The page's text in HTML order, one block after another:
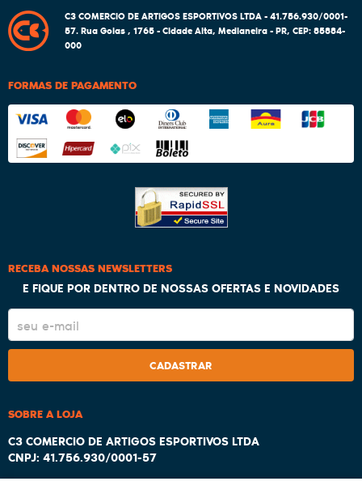
C3 COMERCIO DE ARTIGOS ESPORTIVOS LTDA - 41.756.930/0001-
57.Rua Goias , 1765-Cidade Alta, Medianeira-PR, CEP: 85884-
000
FORMAS DE PAGAMENTO
RECEBA NOSSAS NEWSLETTERS
E FIQUE POR DENTRO DE NOSSAS OFERTAS E NOVIDADES
CADASTRAR
SOBRE A LOJA
C3 COMERCIO DE ARTIGOS ESPORTIVOS LTDA
CNPJ: 41.756.930/0001-57